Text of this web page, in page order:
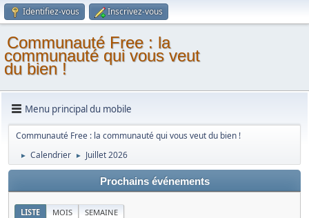
Identifiez-vous Inscrivez-vous
Communauté Free : la
communauté qui vous veut
du bien !
Menu principal du mobile
Communauté Free : la communauté qui vous veut du bien !
► Calendrier ► Juillet 2026
Prochains événements
LISTE MOIS SEMAINE